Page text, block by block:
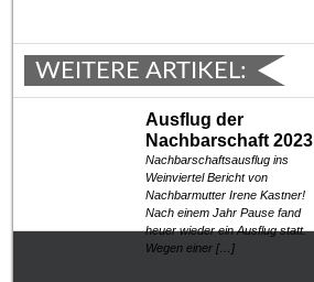
WEITERE ARTIKEL:
Ausflug der
Nachbarschaft 2023
Nachbarschaftsausflug ins
Weinviertel Bericht von
Nachbarmutter Irene Kastner!
Nach einem Jahr Pause fand
heuer wieder ein Ausflug statt.
Wegen einer […]